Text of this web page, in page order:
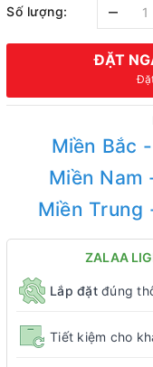
Số lượng: –
ĐẶT
Miền Bắc
Miền
Miền
ZALAA
Lắp đặtđúng
Tiết kiệm cho